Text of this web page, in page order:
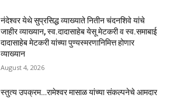
नंदेश्वर येथे सुप्रसिद्ध व्याख्याते नितीन चंदनशिवे यांचे
जाहीर व्याख्यान, स्व.दादासाहेब येसू मेटकरी व स्व.समाबाई
दादासाहेब मेटकरी यांच्या पुण्यस्मरणानिमित्त होणार
व्याख्यान
August 4, 2026
स्तुत्य उपक्रम…रामेश्वर मासाळ यांच्या संकल्पनेचे आमदार